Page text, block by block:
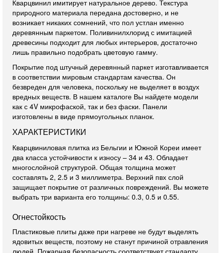
Кварцвинил имитирует натуральное дерево. Текстура
природного материала передана достоверно, и не
возникает никаких сомнений, что пол устлан именно
деревянным паркетом. Поливинилхлорид с имитацией
древесины подходит для любых интерьеров, достаточно
лишь правильно подобрать цветовую гамму.
Покрытие под штучный деревянный паркет изготавливается
в соответствии мировым стандартам качества. Он
безвреден для человека, поскольку не выделяет в воздух
вредных веществ. В нашем каталоге Вы найдете модели
как с 4V микрофаской, так и без фаски. Панели
изготовлены в виде прямоугольных планок.
ХАРАКТЕРИСТИКИ
Кварцвиниловая плитка из Бельгии и Южной Кореи имеет
два класса устойчивости к износу – 34 и 43. Обладает
многослойной структурой. Общая толщина может
составлять 2, 2.5 и 3 миллиметра. Верхний пвх слой
защищает покрытие от различных повреждений. Вы можете
выбрать три варианта его толщины: 0.3, 0.5 и 0.55.
Огнестойкость
Пластиковые плиты даже при нагреве не будут выделять
ядовитых веществ, поэтому не станут причиной отравления
людей. Пожарная безопасность соответствует стандарту